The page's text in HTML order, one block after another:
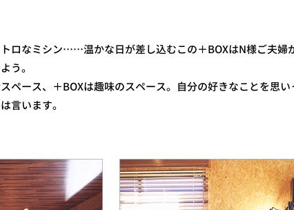
ロなミシン……温かな日が差し込むこの＋BOXはN様ご夫婦
う。
ペース、＋BOXは趣味のスペース。自分の好きなことを思
言います。